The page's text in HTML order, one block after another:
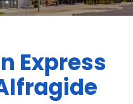
Express